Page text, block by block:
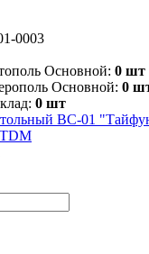
0003
Основной: 0 шт
Основной: 0
0 шт
ВС-01